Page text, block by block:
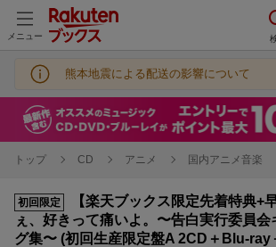
メニュー
熊本地震による配送の影響について
トップ CD アニメ 国内アニメ音楽
初回限定
【楽天ブックス限定先着特典+
ぇ、好きって痛いよ。〜告白実行委員
グ集〜 (初回生産限定盤A 2CD＋Blu-ray